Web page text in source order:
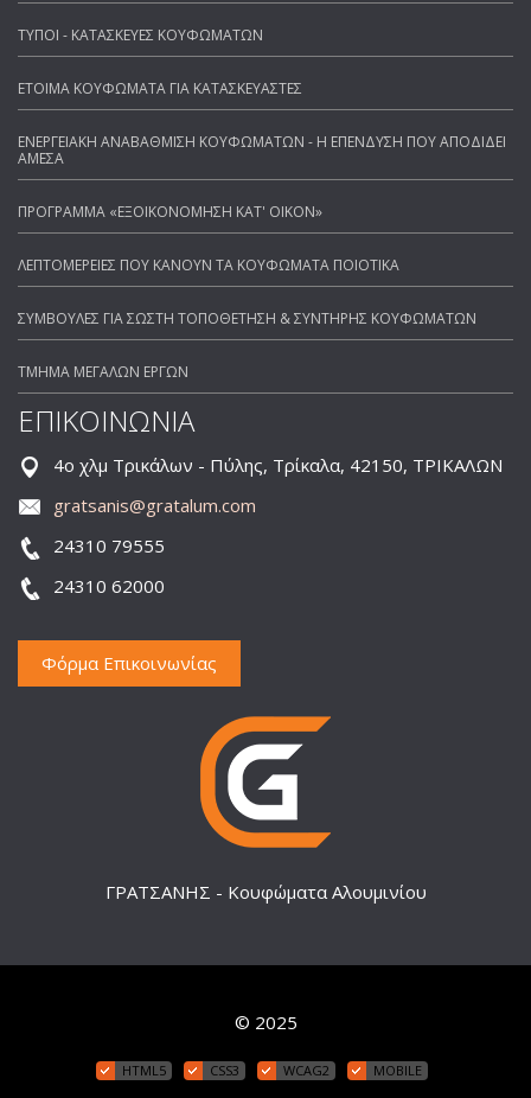
ΤΥΠΟΙ - ΚΑΤΑΣΚΕΥΕΣ ΚΟΥΦΩΜΑΤΩΝ
ΕΤΟΙΜΑ ΚΟΥΦΩΜΑΤΑ ΓΙΑ ΚΑΤΑΣΚΕΥΑΣΤΕΣ
ΕΝΕΡΓΕΙΑΚΗ ΑΝΑΒΑΘΜΙΣΗ ΚΟΥΦΩΜΑΤΩΝ - Η ΕΠΕΝΔΥΣΗ ΠΟΥ ΑΠΟΔΙΔΕΙ
ΑΜΕΣΑ
ΠΡΟΓΡΑΜΜΑ «ΕΞΟΙΚΟΝΟΜΗΣΗ ΚΑΤ' ΟΙΚΟΝ»
ΛΕΠΤΟΜΕΡΕΙΕΣ ΠΟΥ ΚΑΝΟΥΝ ΤΑ ΚΟΥΦΩΜΑΤΑ ΠΟΙΟΤΙΚΑ
ΣΥΜΒΟΥΛΕΣ ΓΙΑ ΣΩΣΤΗ ΤΟΠΟΘΕΤΗΣΗ & ΣΥΝΤΗΡΗΣ ΚΟΥΦΩΜΑΤΩΝ
ΤΜΗΜΑ ΜΕΓΑΛΩΝ ΕΡΓΩΝ
ΕΠΙΚΟΙΝΩΝΙΑ
4ο χλμ Τρικάλων - Πύλης, Τρίκαλα, 42150, ΤΡΙΚΑΛΩΝ
gratsanis@gratalum.com
24310 79555
24310 62000
Φόρμα Επικοινωνίας
ΓΡΑΤΣΑΝΗΣ - Κουφώματα Αλουμινίου
© 2025
HTML5 CSS3 WCAG2 MOBILE